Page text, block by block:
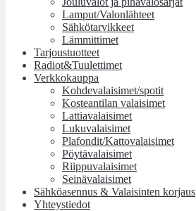
Lamput/Valonlähteet
Sähkötarvikkeet
Lämmittimet
Tarjoustuotteet
Radiot&Tuulettimet
Verkkokauppa
Kohdevalaisimet/spotit
Kosteantilan valaisimet
Lattiavalaisimet
Lukuvalaisimet
Plafondit/Kattovalaisimet
Pöytävalaisimet
Riippuvalaisimet
Seinävalaisimet
Sähköasennus & Valaisinten korjaus
Yhteystiedot